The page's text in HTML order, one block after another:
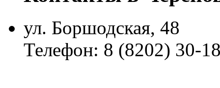
ул. Боршодская, 48
Телефон: 8 (8202) 30-